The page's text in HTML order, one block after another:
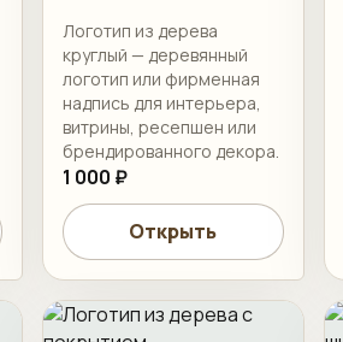
Логотип из дерева
круглый — деревянный
логотип или фирменная
надпись для интерьера,
витрины, ресепшен или
брендированного декора.
1 000 ₽
Открыть